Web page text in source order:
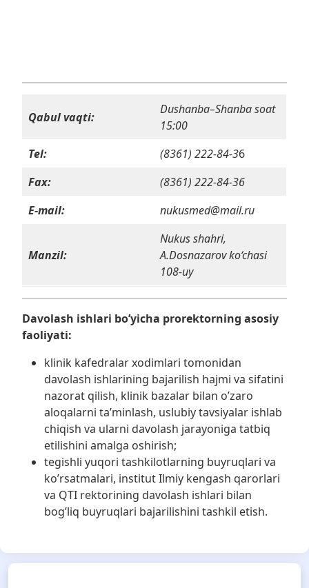
Qabul vaqti:
Dushanba–Shanba soat
15:00
Tel:
(8361) 222-84-36
Fax:
(8361) 222-84-36
E-mail:
nukusmed@mail.ru
Manzil:
Nukus shahri,
A.Dosnazarov ko‘chasi
108-uy
Davolash ishlari boʼyicha prorektorning asosiy
faoliyati:
klinik kafedralar xodimlari tomonidan
davolash ishlarining bajarilish hajmi va sifatini
nazorat qilish, klinik bazalar bilan oʼzaro
aloqalarni taʼminlash, uslubiy tavsiyalar ishlab
chiqish va ularni davolash jarayoniga tatbiq
etilishini amalga oshirish;
tegishli yuqori tashkilotlarning buyruqlari va
koʼrsatmalari, institut Ilmiy kengash qarorlari
va QTI rektorining davolash ishlari bilan
bogʼliq buyruqlari bajarilishini tashkil etish.